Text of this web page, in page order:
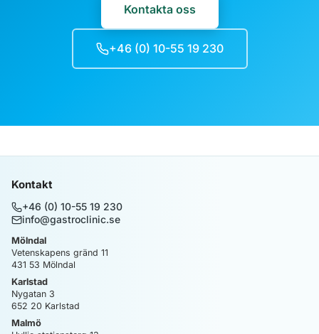
Kontakta oss
+46 (0) 10-55 19 230
Kontakt
+46 (0) 10-55 19 230
info@gastroclinic.se
Mölndal
Vetenskapens gränd 11
431 53 Mölndal
Karlstad
Nygatan 3
652 20 Karlstad
Malmö